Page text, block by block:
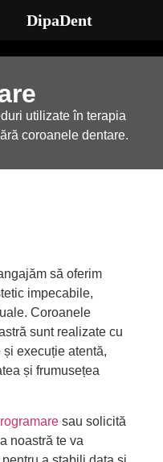
utilizate în terapia
coroanele dentare.
să oferim
impecabile,
Coroanele
sunt realizate cu
execuție atentă,
și frumusețea
sau solicită
noastră te va
DipaDent